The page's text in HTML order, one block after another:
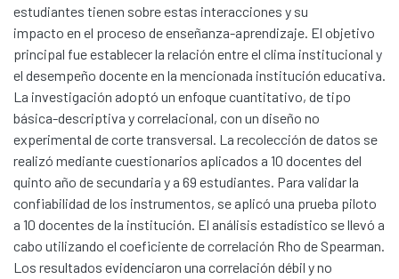
estudiantes tienen sobre estas interacciones y su
impacto en el proceso de enseñanza-aprendizaje. El objetivo
principal fue establecer la relación entre el clima institucional y
el desempeño docente en la mencionada institución educativa.
La investigación adoptó un enfoque cuantitativo, de tipo
básica-descriptiva y correlacional, con un diseño no
experimental de corte transversal. La recolección de datos se
realizó mediante cuestionarios aplicados a 10 docentes del
quinto año de secundaria y a 69 estudiantes. Para validar la
confiabilidad de los instrumentos, se aplicó una prueba piloto
a 10 docentes de la institución. El análisis estadístico se llevó a
cabo utilizando el coeficiente de correlación Rho de Spearman.
Los resultados evidenciaron una correlación débil y no